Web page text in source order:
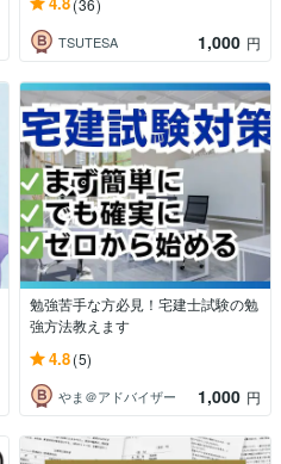
TSUTESA 1,000 円
勉強苦手な方必見！宅建士試験の勉
強方法教えます
4.8(5)
やま＠アドバイザー 1,000 円